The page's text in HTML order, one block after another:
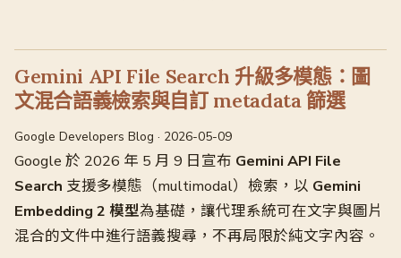
Gemini API File Search 升級多模態：圖
文混合語義檢索與自訂 metadata 篩選
Google Developers Blog · 2026-05-09
Google 於 2026 年 5 月 9 日宣布 Gemini API File
Search 支援多模態（multimodal）檢索，以 Gemini
Embedding 2 模型為基礎，讓代理系統可在文字與圖片
混合的文件中進行語義搜尋，不再局限於純文字內容。